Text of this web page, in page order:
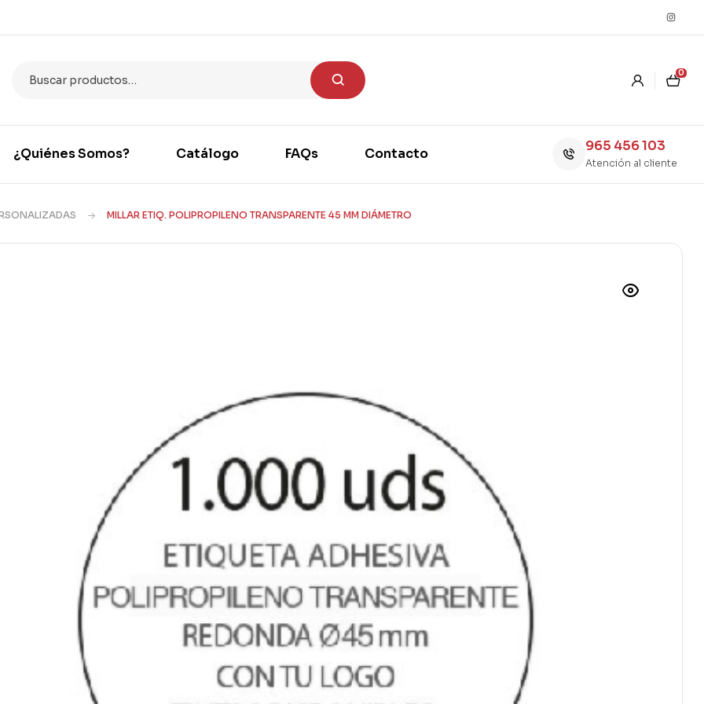
0
¿Quiénes Somos? Catálogo FAQs Contacto 965 456 103
Atención al cliente
MILLAR ETIQ. POLIPROPILENO TRANSPARENTE 45 MM DIÁMETRO